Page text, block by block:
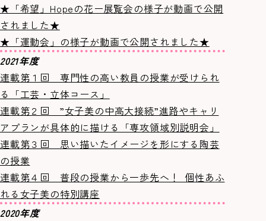
★「希望」Hopeの花ー展覧会の様子が動画で公開
されました★
★「運動会」の様子が動画で公開されました★
2021年度
連載第１回 専門性の高い教員の授業が受けられ
る「工芸・立体コース」
連載第２回 ”女子美の中高大接続”進路やキャリ
アプランが具体的に描ける「専攻領域別説明会」
連載第３回 思い描いたイメージを形にする陶芸
の授業
連載第４回 普段の授業から一歩先へ！ 個性あふ
れる女子美の特別講座
2020年度